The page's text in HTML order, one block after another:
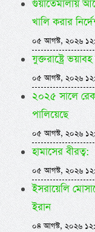
গুয়াতেমালায়
খালি করার
০৫ আগস্ট, ২০২৬
যুক্তরাষ্ট্রে
০৫ আগস্ট, ২০২৬
২০২৫ সালে
পালিয়েছে
০৫ আগস্ট, ২০২৬
হামাসের বীরত্ব:
০৫ আগস্ট, ২০২৬
ইসরায়েলি
ইরান
০৪ আগস্ট, ২০২৬